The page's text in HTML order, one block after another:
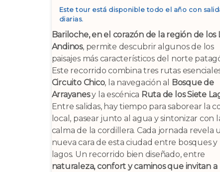
Este tour está disponible todo el año con
diarias.
Bariloche, en el corazón de la región de los
Andinos, permite descubrir algunos de los
paisajes más característicos del norte
Este recorrido combina tres rutas
Circuito Chico, la navegación al
Bosque de
Arrayanesy la escénica Ruta de los Siete
Entre salidas, hay tiempo para saborear la
local, pasear junto al agua y sintonizar con
calma de la cordillera. Cada jornada revela
nueva cara de esta ciudad entre bosques y
lagos. Un recorrido bien diseñado, entre
naturaleza, confort y caminos que invitan a